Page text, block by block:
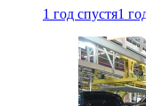
1 год спустя1